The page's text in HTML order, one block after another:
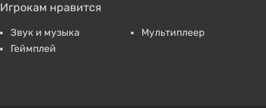
Игрокам нравится
Звук и музыка
Мультиплеер
Геймплей